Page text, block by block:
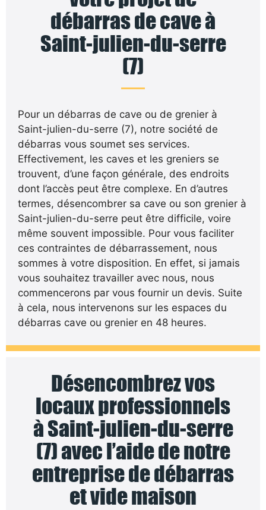
débarras de cave à
Saint-julien-du-serre
(7)
Pour un débarras de cave ou de grenier à
Saint-julien-du-serre (7), notre société de
débarras vous soumet ses services.
Effectivement, les caves et les greniers se
trouvent, d’une façon générale, des endroits
dont l’accès peut être complexe. En d’autres
termes, désencombrer sa cave ou son grenier à
Saint-julien-du-serre peut être difficile, voire
même souvent impossible. Pour vous faciliter
ces contraintes de débarrassement, nous
sommes à votre disposition. En effet, si jamais
vous souhaitez travailler avec nous, nous
commencerons par vous fournir un devis. Suite
à cela, nous intervenons sur les espaces du
débarras cave ou grenier en 48 heures.
Désencombrez vos
locaux professionnels
à Saint-julien-du-serre
(7) avec l’aide de notre
entreprise de débarras
et vide maison